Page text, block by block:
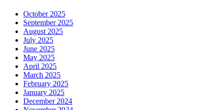
October 2025
September 2025
August 2025
July 2025
June 2025
May 2025
April 2025
March 2025
February 2025
January 2025
December 2024